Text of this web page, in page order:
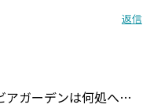
返信
アガーデンは何処へ…